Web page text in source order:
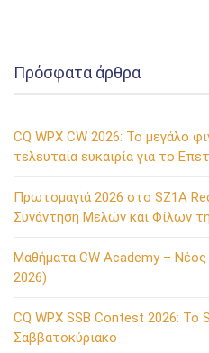
Πρόσφατα άρθρα
CQ WPX CW 2026: Το μεγάλο
τελευταία ευκαιρία για το
Πρωτομαγιά 2026 στο SZ1A
Συνάντηση Μελών και Φίλων
Μαθήματα CW Academy –
2026)
CQ WPX SSB Contest 2026:
Σαββατοκύριακο